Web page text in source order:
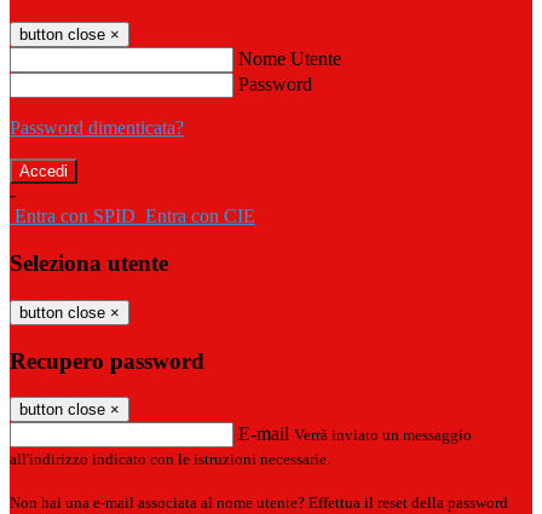
button close ×
Nome Utente
Password
Password dimenticata?
-
Entra con SPID Entra con CIE
Seleziona utente
button close ×
Recupero password
button close ×
E-mail Verrà inviato un messaggio
all'indirizzo indicato con le istruzioni necessarie.
Non hai una e-mail associata al nome utente? Effettua il reset della password